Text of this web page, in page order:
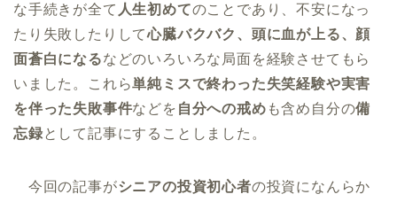
な手続きが全て 人生初めてのことであり、不安になっ
たり失敗したりして心臓バクバク、頭に血が上る、顔
面蒼白になるなどのいろいろな局面を経験させてもら
いました。これら単純ミスで終わった失笑経験や実害
を伴った失敗事件などを 自分への戒め も含め自分の備
忘録として記事にすることしました。
今回の記事がシニアの投資初心者の投資になんらか